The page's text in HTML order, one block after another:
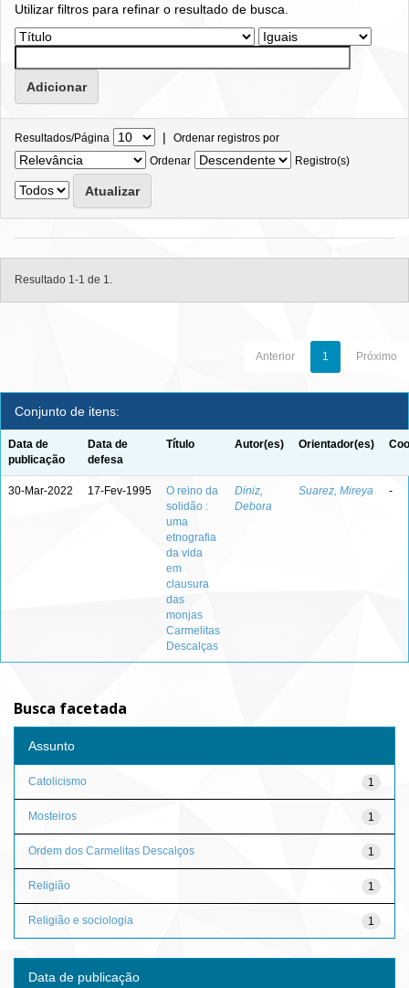
Utilizar filtros para refinar o resultado de busca.
Resultados/Página | Ordenar registros por
Ordenar
Registro(s)
Resultado 1-1 de 1.
Anterior 1 Próximo
Conjunto de itens:
Data de
publicação
Data de
defesa
Título Autor(es) Orientador(es)
30-Mar-2022 17-Fev-1995
O reino da
solidão :
uma
etnografia
da vida
em
clausura
das
monjas
Carmelitas
Descalças
Diniz,
Debora
Suarez, Mireya -
Busca facetada
Assunto
1
Catolicismo
1
Mosteiros
1
Ordem dos Carmelitas Descalços
1
Religião
1
Religião e sociologia
Data de publicação